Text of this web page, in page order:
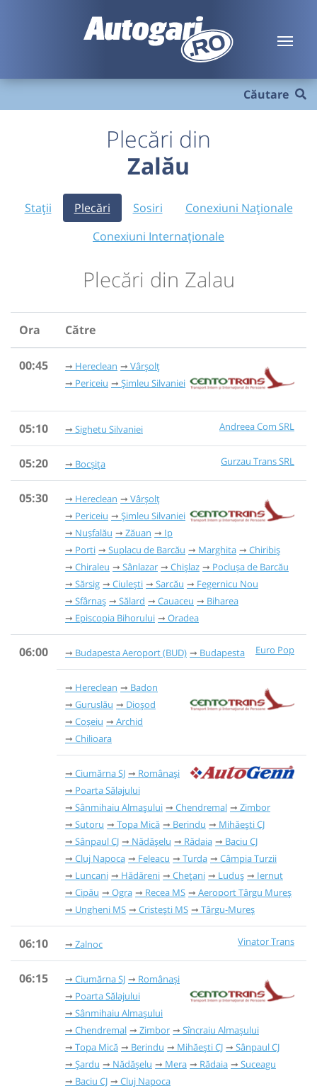
Căutare
Plecări din
Zalău
Stații Plecări Sosiri
Conexiuni Naționale
Conexiuni Internaționale
Plecări din Zalau
Ora Către
00:45 Hereclean
Vârșolț
Periceiu
Șimleu Silvaniei
05:10 Andreea Com SRL
Sighetu Silvaniei
05:20 Gurzau Trans SRL
Bocșița
05:30 Hereclean
Vârșolț
Periceiu
Șimleu Silvaniei
Nușfalău
Zăuan
Ip
Porti
Suplacu de Barcău Marghita
Chiribiș
Chiraleu
Sânlazar Chișlaz
Poclușa de Barcău
Sărsig
Ciulești Sarcău
Fegernicu Nou
Sfârnaș
Sălard Cauaceu
Biharea
Episcopia Bihorului
Oradea
06:00 Euro Pop
Budapesta Aeroport (BUD) Budapesta
Hereclean
Badon
Guruslău
Dioșod
Coșeiu
Archid
Chilioara
Ciumărna SJ
Românași
Poarta Sălajului
Sânmihaiu Almașului
Chendremal
Zimbor
Sutoru
Topa Mică Berindu
Mihăești CJ
Sânpaul CJ
Nădășelu Rădaia
Baciu CJ
Cluj Napoca
Feleacu Turda
Câmpia Turzii
Luncani
Hădăreni Chețani Luduș
Iernut
Cipău
Ogra Recea MS
Aeroport Târgu Mureș
Ungheni MS
Cristești MS Târgu-Mureș
06:10 Vinator Trans
Zalnoc
06:15 Ciumărna SJ
Românași
Poarta Sălajului
Sânmihaiu Almașului
Chendremal
Zimbor
Sîncraiu Almașului
Topa Mică
Berindu Mihăești CJ
Sânpaul CJ
Șardu
Nădășelu Mera Rădaia
Suceagu
Baciu CJ
Cluj Napoca